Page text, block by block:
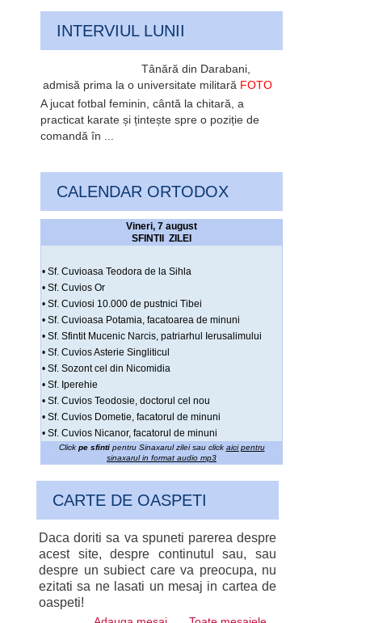
INTERVIUL LUNII
Tânără din Darabani,
admisă prima la o universitate militară FOTO
A jucat fotbal feminin, cântă la chitară, a
practicat karate și țintește spre o poziție de
comandă în ...
CALENDAR ORTODOX
Vineri, 7 august
SFINTII ZILEI
• Sf. Cuvioasa Teodora de la Sihla
• Sf. Cuvios Or
• Sf. Cuviosi 10.000 de pustnici Tibei
• Sf. Cuvioasa Potamia, facatoarea de minuni
• Sf. Sfintit Mucenic Narcis, patriarhul Ierusalimului
• Sf. Cuvios Asterie Singliticul
• Sf. Sozont cel din Nicomidia
• Sf. Iperehie
• Sf. Cuvios Teodosie, doctorul cel nou
• Sf. Cuvios Dometie, facatorul de minuni
• Sf. Cuvios Nicanor, facatorul de minuni
Click pe sfintipentru Sinaxarul zilei sau click aici pentru
sinaxarul in format audio mp3
CARTE DE OASPETI
Daca doriti sa va spuneti parerea despre
acest site, despre continutul sau, sau
despre un subiect care va preocupa, nu
ezitati sa ne lasati un mesaj in cartea de
oaspeti!